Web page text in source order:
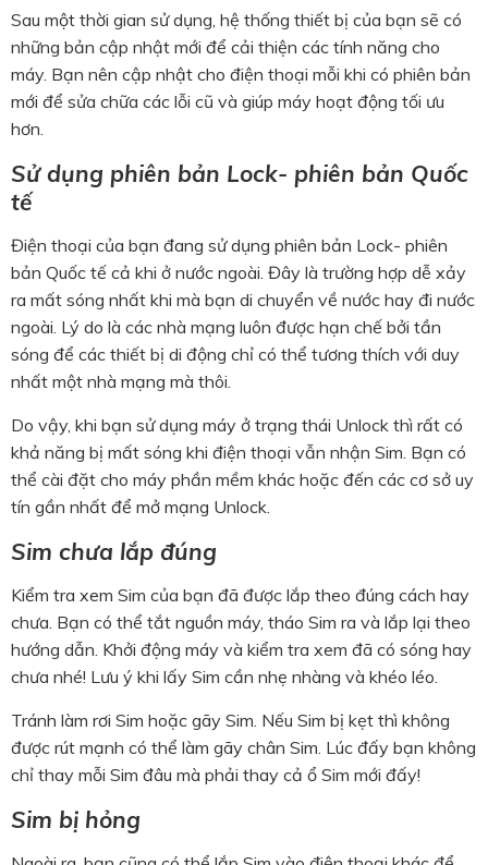
Sau một thời gian sử dụng, hệ thống thiết bị của bạn sẽ có
những bản cập nhật mới để cải thiện các tính năng cho
máy. Bạn nên cập nhật cho điện thoại mỗi khi có phiên bản
mới để sửa chữa các lỗi cũ và giúp máy hoạt động tối ưu
hơn.
Sử dụng phiên bản Lock- phiên bản Quốc
tế
Điện thoại của bạn đang sử dụng phiên bản Lock- phiên
bản Quốc tế cả khi ở nước ngoài. Đây là trường hợp dễ xảy
ra mất sóng nhất khi mà bạn di chuyển về nước hay đi nước
ngoài. Lý do là các nhà mạng luôn được hạn chế bởi tần
sóng để các thiết bị di động chỉ có thể tương thích với duy
nhất một nhà mạng mà thôi.
Do vậy, khi bạn sử dụng máy ở trạng thái Unlock thì rất có
khả năng bị mất sóng khi điện thoại vẫn nhận Sim. Bạn có
thể cài đặt cho máy phần mềm khác hoặc đến các cơ sở uy
tín gần nhất để mở mạng Unlock.
Sim chưa lắp đúng
Kiểm tra xem Sim của bạn đã được lắp theo đúng cách hay
chưa. Bạn có thể tắt nguồn máy, tháo Sim ra và lắp lại theo
hướng dẫn. Khởi động máy và kiểm tra xem đã có sóng hay
chưa nhé! Lưu ý khi lấy Sim cần nhẹ nhàng và khéo léo.
Tránh làm rơi Sim hoặc gãy Sim. Nếu Sim bị kẹt thì không
được rút mạnh có thể làm gãy chân Sim. Lúc đấy bạn không
chỉ thay mỗi Sim đâu mà phải thay cả ổ Sim mới đấy!
Sim bị hỏng